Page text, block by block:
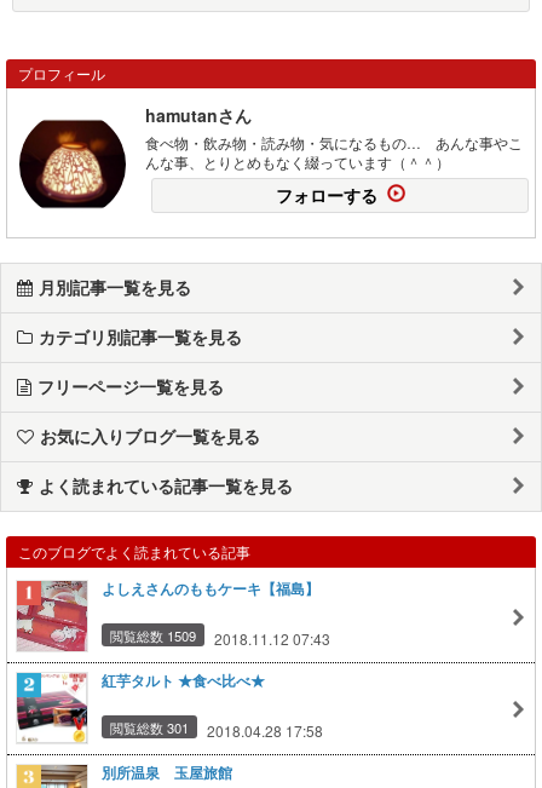
プロフィール
hamutanさん
食べ物・飲み物・読み物・気になるもの… あんな事やこ
んな事、とりとめもなく綴っています（＾＾）
フォローする
月別記事一覧を見る
カテゴリ別記事一覧を見る
フリーページ一覧を見る
お気に入りブログ一覧を見る
よく読まれている記事一覧を見る
このブログでよく読まれている記事
よしえさんのももケーキ【福島】
閲覧総数 1509 2018.11.12 07:43
紅芋タルト ★食べ比べ★
閲覧総数 301 2018.04.28 17:58
別所温泉 玉屋旅館